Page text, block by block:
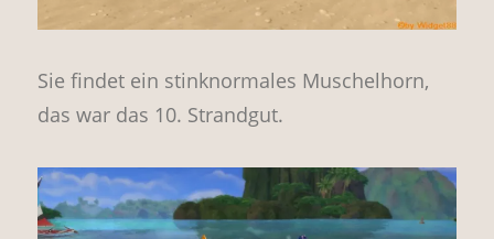
Sie findet ein stinknormales Muschelhorn,
das war das 10. Strandgut.